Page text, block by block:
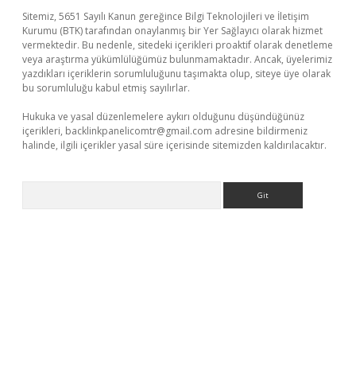
Sitemiz, 5651 Sayılı Kanun gereğince Bilgi Teknolojileri ve İletişim
Kurumu (BTK) tarafından onaylanmış bir Yer Sağlayıcı olarak hizmet
vermektedir. Bu nedenle, sitedeki içerikleri proaktif olarak denetleme
veya araştırma yükümlülüğümüz bulunmamaktadır. Ancak, üyelerimiz
yazdıkları içeriklerin sorumluluğunu taşımakta olup, siteye üye olarak
bu sorumluluğu kabul etmiş sayılırlar.
Hukuka ve yasal düzenlemelere aykırı olduğunu düşündüğünüz
içerikleri, backlinkpanelicomtr@gmail.com adresine bildirmeniz
halinde, ilgili içerikler yasal süre içerisinde sitemizden kaldırılacaktır.